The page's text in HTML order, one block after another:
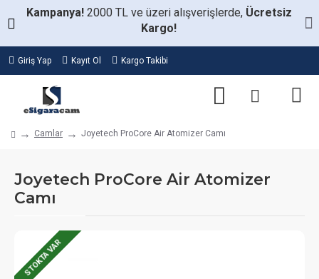
Kampanya! 2000 TL ve üzeri alışverişlerde, Ücretsiz
Kargo!
Giriş Yap Kayıt Ol Kargo Takibi
Camlar Joyetech ProCore Air Atomizer Camı
Joyetech ProCore Air Atomizer
Camı
STOKTA VAR